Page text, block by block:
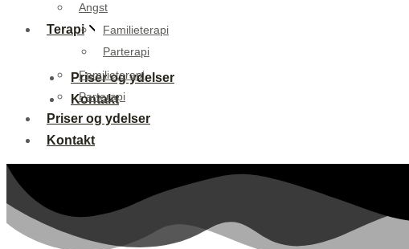
Familieterapi
Parterapi
Priser og ydelser
Kontakt
Angst
Terapi
Familieterapi
Parterapi
Priser og ydelser
Kontakt